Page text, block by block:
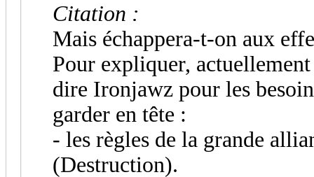
Citation :
Mais échappera-t-on aux
Pour expliquer,
dire Ironjawz pour les
garder en tête :
- les règles de la grande
(Destruction).